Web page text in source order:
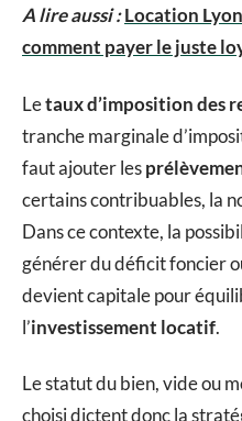
A lire aussi :Location
comment payer le juste
Letaux d’imposition des
tranche marginale
faut ajouter les
certains contribuables, la
Dans ce contexte, la
générer du déficit foncier
devient capitale pour
l’investissement locatif.
Le statut du bien, vide ou
choisi dictent donc la